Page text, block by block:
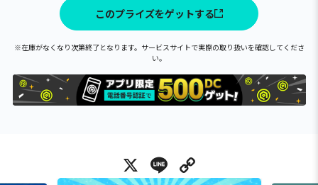
このプライズをゲットする
※在庫がなくなり次第終了となります。サービスサイトで実際の取り扱いを確認してくださ
い。
X Line